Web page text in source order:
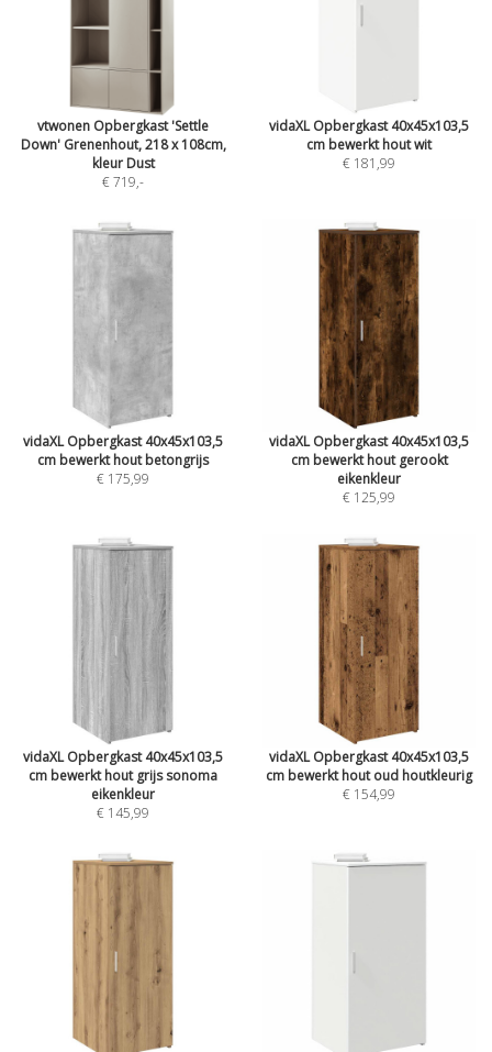
vtwonen Opbergkast 'Settle
Down' Grenenhout, 218 x 108cm,
kleur Dust
€ 719,-
vidaXL Opbergkast 40x45x103,5
cm bewerkt hout wit
€ 181,99
vidaXL Opbergkast 40x45x103,5
cm bewerkt hout betongrijs
€ 175,99
vidaXL Opbergkast 40x45x103,5
cm bewerkt hout gerookt
eikenkleur
€ 125,99
vidaXL Opbergkast 40x45x103,5
cm bewerkt hout grijs sonoma
eikenkleur
€ 145,99
vidaXL Opbergkast 40x45x103,5
cm bewerkt hout oud houtkleurig
€ 154,99